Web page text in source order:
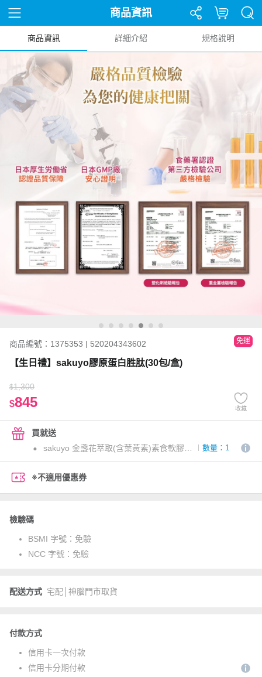
商品資訊
商品資訊 詳細介紹 規格說明
商品編號：1375353 | 520204343602 免運
【生日禮】sakuyo膠原蛋白胜肽(30包/盒)
$1,300
$845 收藏
買就送
sakuyo 金盞花萃取(含葉黃素)素食軟膠囊(食品)三日份
數量：1
※不適用優惠券
檢驗碼
BSMI 字號： 免驗
NCC 字號： 免驗
配送方式 宅配│神腦門市取貨
付款方式
信用卡一次付款
信用卡分期付款